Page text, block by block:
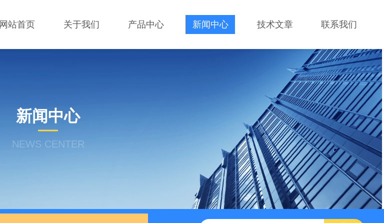
网站首页 关于我们 产品中心 新闻中心 技术文章 联系我们
新闻中心
NEWS CENTER